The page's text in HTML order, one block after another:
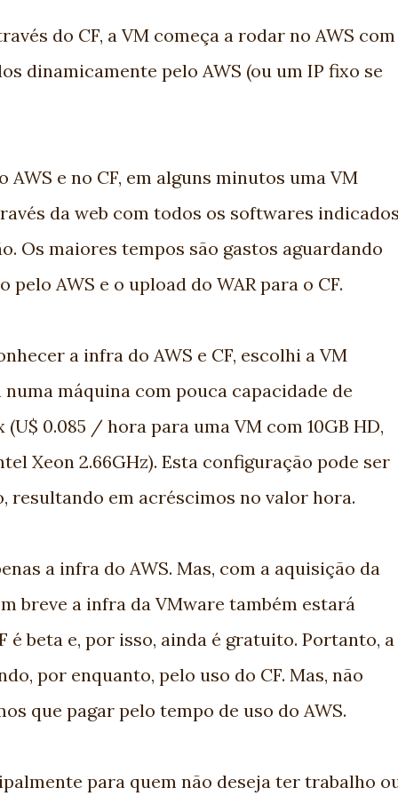
do CF, a VM começa a rodar no AWS com
dinamicamente pelo AWS (ou um IP fixo se
e no CF, em alguns minutos uma VM
da web com todos os softwares
Os maiores tempos são gastos aguardando
AWS e o upload do WAR para o CF.
a infra do AWS e CF, escolhi a VM
máquina com pouca capacidade de
0.085 / hora para uma VM com 10GB HD,
Xeon 2.66GHz). Esta configuração pode ser
resultando em acréscimos no valor hora.
a infra do AWS. Mas, com a aquisição da
breve a infra da VMware também estará
é beta e, por isso, ainda é gratuito. Portanto, a
por enquanto, pelo uso do CF. Mas, não
que pagar pelo tempo de uso do AWS.
para quem não deseja ter trabalho